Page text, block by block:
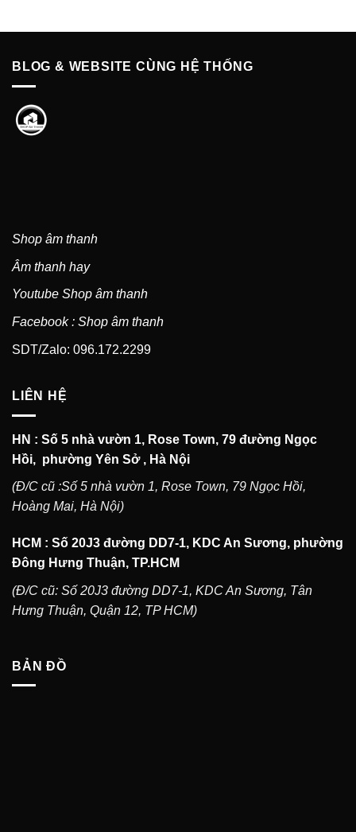
BLOG & WEBSITE CÙNG HỆ THỐNG
Shop âm thanh
Âm thanh hay
Youtube Shop âm thanh
Facebook : Shop âm thanh
SDT/Zalo: 096.172.2299
LIÊN HỆ
HN : Số 5 nhà vườn 1, Rose Town, 79 đường Ngọc
Hồi, phường Yên Sở , Hà Nội
(Đ/C cũ :Số 5 nhà vườn 1, Rose Town, 79 Ngọc Hồi,
Hoàng Mai, Hà Nội)
HCM : Số 20J3 đường DD7-1, KDC An Sương, phường
Đông Hưng Thuận, TP.HCM
(Đ/C cũ: Số 20J3 đường DD7-1, KDC An Sương, Tân
Hưng Thuận, Quận 12, TP HCM)
BẢN ĐỒ